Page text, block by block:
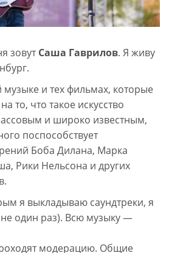
зовутСаша Гаврилов. Я живу
музыке и тех фильмах, которые
то, что такое искусство
и широко известным,
поспособствует
Боба Дилана, Марка
Рики Нельсона и других
я выкладываю саундтреки, я
один раз). Всю музыку —
модерацию. Общие